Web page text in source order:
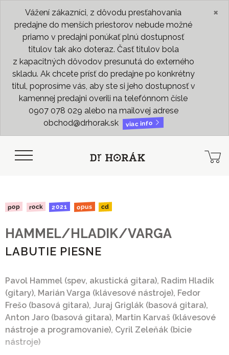
Vážení zákazníci, z dôvodu presťahovania
predajne do menších priestorov nebude možné
priamo v predajni ponúkať plnú dostupnosť
titulov tak ako doteraz. Časť titulov bola
z kapacitných dôvodov presunutá do externého
skladu. Ak chcete prísť do predajne po konkrétny
titul, poprosíme vás, aby ste si jeho dostupnosť v
kamennej predajni overili na telefónnom čísle
0907 078 029 alebo na mailovej adrese
obchod@drhorak.sk
viac info
×
pop rock 2021 opus cd
HAMMEL/HLADIK/VARGA
LABUTIE PIESNE
Pavol Hammel (spev, akustická gitara), Radim Hladík
(gitary), Marián Varga (klávesové nástroje), Fedor
Frešo (basová gitara), Juraj Griglák (basová gitara),
Anton Jaro (basová gitara), Martin Karvaš (klávesové
nástroje a programovanie), Cyril Zeleňák (bicie
nástroje)